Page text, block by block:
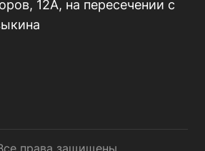
12А, на пересечении с